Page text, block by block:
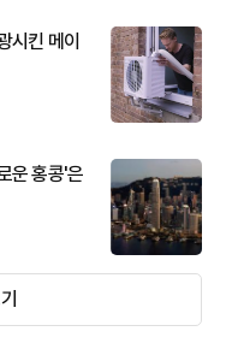
시킨 메이
운 홍콩'은